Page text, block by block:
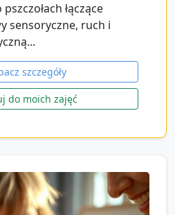
łączące
sensoryczne, ruch i
szczegóły
do moich zajęć